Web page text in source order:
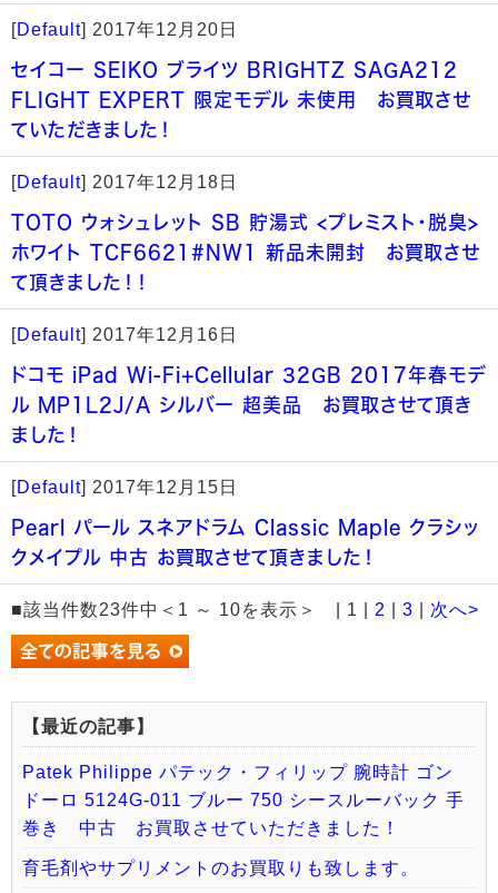
[Default] 2017年12月20日
セイコー SEIKO ブライツ BRIGHTZ SAGA212
FLIGHT EXPERT 限定モデル 未使用 お買取させ
ていただきました！
[Default] 2017年12月18日
TOTO ウォシュレット SB 貯湯式 <プレミスト・脱臭>
ホワイト TCF6621#NW1 新品未開封 お買取させ
て頂きました！！
[Default] 2017年12月16日
ドコモ iPad Wi-Fi+Cellular 32GB 2017年春モデ
ル MP1L2J/A シルバー 超美品 お買取させて頂き
ました！
[Default] 2017年12月15日
Pearl パール スネアドラム Classic Maple クラシッ
クメイプル 中古 お買取させて頂きました！
■該当件数23件中＜1 ～ 10を表示＞ | 1 | 2 3 次へ>
【最近の記事】
Patek Philippe パテック・フィリップ 腕時計 ゴン
ドーロ 5124G-011 ブルー 750 シースルーバック 手
巻き 中古 お買取させていただきました！
育毛剤やサプリメントのお買取りも致します。